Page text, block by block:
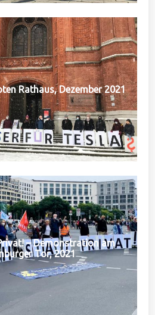
Rathaus, Dezember 2021
– Demonstration am
Tor, 2021